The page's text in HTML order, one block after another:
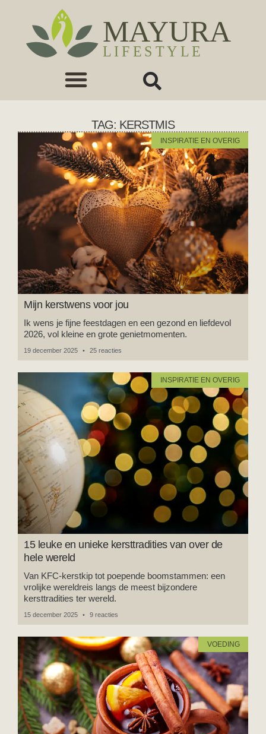
TAG: KERSTMIS
INSPIRATIE EN OVERIG
Mijn kerstwens voor jou
Ik wens je fijne feestdagen en een gezond en liefdevol
2026, vol kleine en grote genietmomenten.
19 december 2025 25 reacties
INSPIRATIE EN OVERIG
15 leuke en unieke kersttradities van over de
hele wereld
Van KFC-kerstkip tot poepende boomstammen: een
vrolijke wereldreis langs de meest bijzondere
kersttradities ter wereld.
15 december 2025 9 reacties
VOEDING